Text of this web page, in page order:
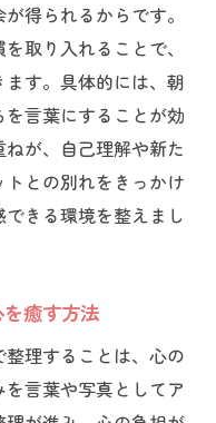
得られるからです。
取り入れることで、
す。具体的には、朝
言葉にすることが効
が、自己理解や新た
との別れをきっかけ
きる環境を整えまし
癒す方法
理することは、心の
言葉や写真としてア